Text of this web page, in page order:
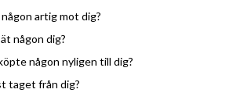
artig mot dig?
någon dig?
någon nyligen till dig?
taget från dig?